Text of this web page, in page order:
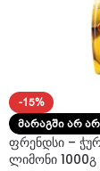
-15%
ᲛᲐᲠᲐᲒᲨᲘ ᲐᲠ
ფრენდსი –
ლიმონი